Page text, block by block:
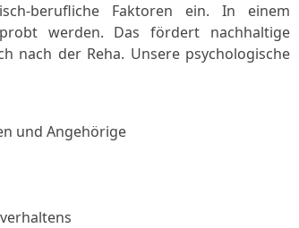
berufliche Faktoren ein. In einem
werden. Das fördert nachhaltige
nach der Reha. Unsere psychologische
und Angehörige